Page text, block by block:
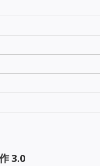
3.0